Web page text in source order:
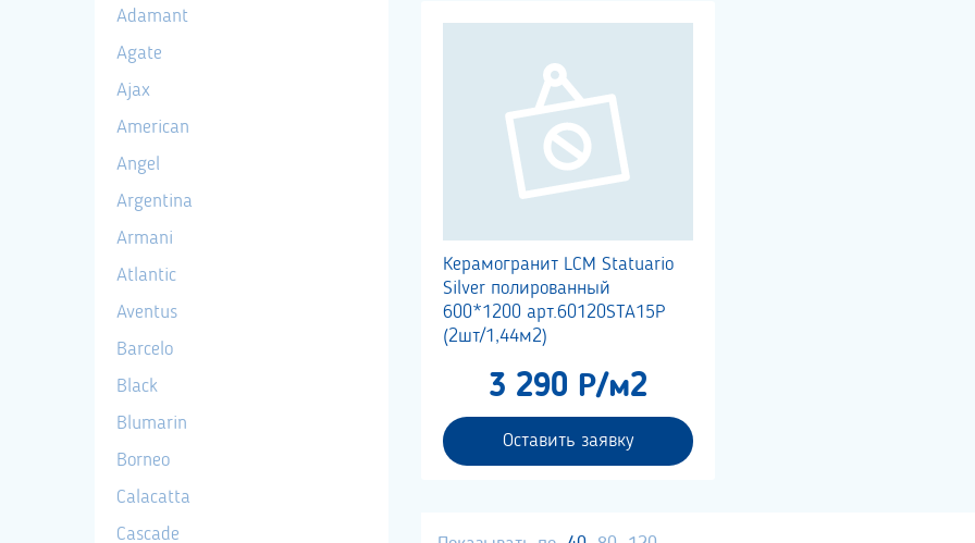
Adamant
Agate
Ajax
American
Angel
Argentina
Armani
Atlantic
Aventus
Barcelo
Black
Blumarin
Borneo
Calacatta
Cascade
Керамогранит LCM Statuario
Silver полированный
600*1200 арт.60120STA15P
(2шт/1,44м2)
3 290 Р/м2
Оставить заявку